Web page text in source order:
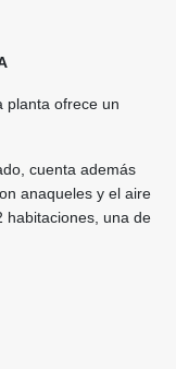
planta ofrece un
cuenta además
anaqueles y el aire
habitaciones, una de